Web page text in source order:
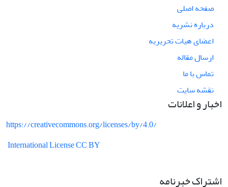
صفحه اصلی
درباره نشریه
اعضای هیات تحریریه
ارسال مقاله
تماس با ما
نقشه سایت
اخبار و اعلانات
https://creativecommons.org/licenses/by/4.0/
International License CC BY
اشتراک خبرنامه